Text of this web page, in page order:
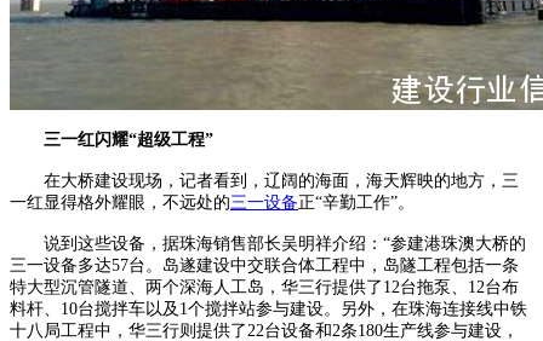
三一红闪耀“超级工程”
在大桥建设现场，记者看到，辽阔的海面，海天辉映的地方，三
一红显得格外耀眼，不远处的三一设备正“辛勤工作”。
说到这些设备，据珠海销售部长吴明祥介绍：“参建港珠澳大桥的
三一设备多达57台。岛遂建设中交联合体工程中，岛隧工程包括一条
特大型沉管隧道、两个深海人工岛，华三行提供了12台拖泵、12台布
料杆、10台搅拌车以及1个搅拌站参与建设。另外，在珠海连接线中铁
十八局工程中，华三行则提供了22台设备和2条180生产线参与建设，